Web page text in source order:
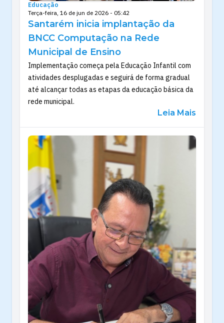
Educação
Terça-feira, 16 de jun de 2026 - 05:42
Santarém inicia implantação da
BNCC Computação na Rede
Municipal de Ensino
Implementação começa pela Educação Infantil com
atividades desplugadas e seguirá de forma gradual
até alcançar todas as etapas da educação básica da
rede municipal.
Leia Mais